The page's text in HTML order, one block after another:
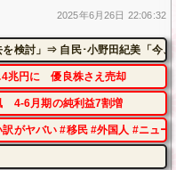
2025年6月26日 22:06:32
検討」⇒ 自民･小野田紀美「今
兆円に 優良株さえ売却
4-6月期の純利益7割増
がヤバい #移民 #外国人 #ニュー